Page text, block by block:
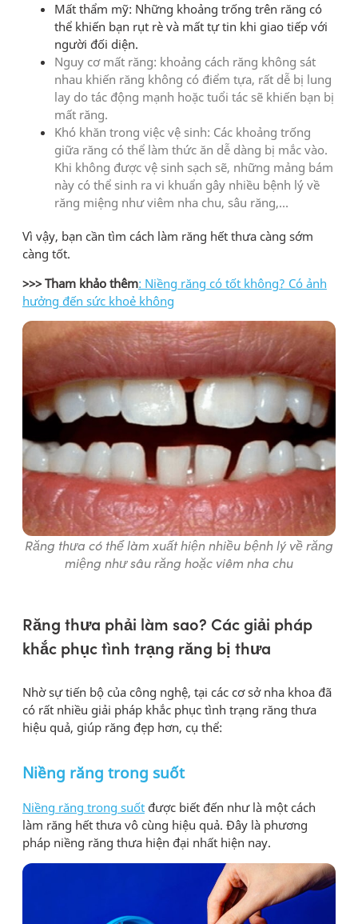
Mất thẩm mỹ: Những khoảng trống trên răng có
thể khiến bạn rụt rè và mất tự tin khi giao tiếp với
người đối diện.
Nguy cơ mất răng: khoảng cách răng không sát
nhau khiến răng không có điểm tựa, rất dễ bị lung
lay do tác động mạnh hoặc tuổi tác sẽ khiến bạn bị
mất răng.
Khó khăn trong việc vệ sinh: Các khoảng trống
giữa răng có thể làm thức ăn dễ dàng bị mắc vào.
Khi không được vệ sinh sạch sẽ, những mảng bám
này có thể sinh ra vi khuẩn gây nhiều bệnh lý về
răng miệng như viêm nha chu, sâu răng,…
Vì vậy, bạn cần tìm cách làm răng hết thưa càng sớm
càng tốt.
>>> Tham khảo thêm: Niềng răng có tốt không? Có ảnh
hưởng đến sức khoẻ không
Răng thưa có thể làm xuất hiện nhiều bệnh lý về răng
miệng như sâu răng hoặc viêm nha chu
Răng thưa phải làm sao? Các giải pháp
khắc phục tình trạng răng bị thưa
Nhờ sự tiến bộ của công nghệ, tại các cơ sở nha khoa đã
có rất nhiều giải pháp khắc phục tình trạng răng thưa
hiệu quả, giúp răng đẹp hơn, cụ thể:
Niềng răng trong suốt
Niềng răng trong suốtđược biết đến như là một cách
làm răng hết thưa vô cùng hiệu quả. Đây là phương
pháp niềng răng thưa hiện đại nhất hiện nay.